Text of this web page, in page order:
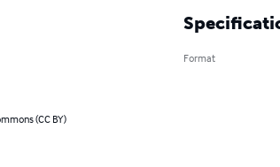
(CC BY)
Format